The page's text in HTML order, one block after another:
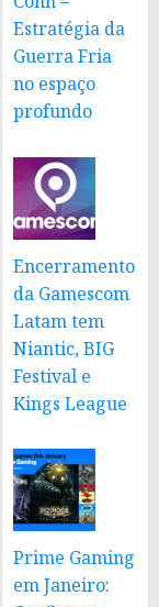
Estratégia da
Guerra Fria
no espaço
profundo
Encerramento
da Gamescom
Latam tem
Niantic, BIG
Festival e
Kings League
Prime Gaming
em Janeiro: